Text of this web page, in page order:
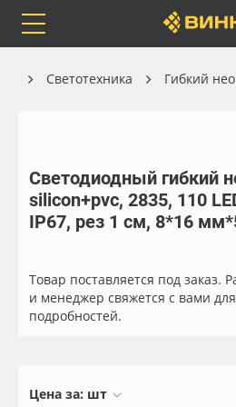
Каталог
Orafol
Бренды
Доставка
Весь каталог
Рулонные материалы
Самоклеящиеся плёнки
Листовые материалы
Светотехника Гибкий
Светодиодный гибкий
silicon+pvc, 2835, 110
IP67, рез 1 см, 8*16
Товар поставляется под заказ.
и менеджер свяжется с вами
подробностей.
Цена за: шт